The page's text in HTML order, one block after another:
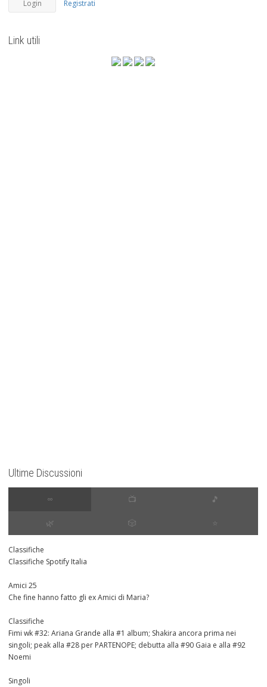
Registrati
Link utili
Ultime Discussioni
∞ 📺 🎵
🌿 🎲 ⭐️
Classifiche
Classifiche Spotify Italia
Amici 25
Che fine hanno fatto gli ex Amici di Maria?
Classifiche
Fimi wk #32: Ariana Grande alla #1 album; Shakira ancora prima nei
singoli; peak alla #28 per PARTENOPE; debutta alla #90 Gaia e alla #92
Noemi
Singoli